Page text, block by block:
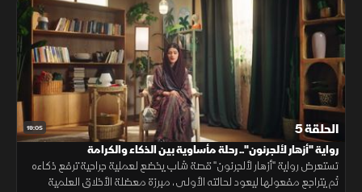
19:05 الحلقة 5
رواية "أزهار لألجرنون".. رحلة مأساوية بين الذكاء والكرامة
تستعرض رواية "أزهار لألجرنون" قصة شاب يخضع لعملية جراحية ترفع ذكاءه
ثم يتراجع مفعولها ليعود لحالته الأولى، مبرزة معضلة الأخلاق العلمية